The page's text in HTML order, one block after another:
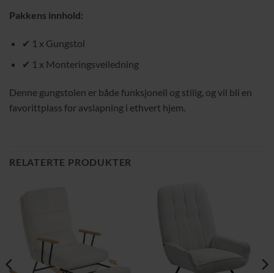
Pakkens innhold:
✔ 1 x Gungstol
✔ 1 x Monteringsveiledning
Denne gungstolen er både funksjonell og stilig, og vil bli en
favorittplass for avslapning i ethvert hjem.
RELATERTE PRODUKTER